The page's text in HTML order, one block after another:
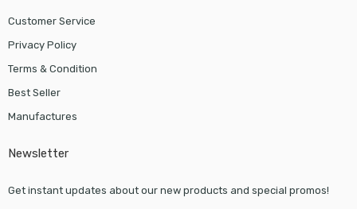
Customer Service
Privacy Policy
Terms & Condition
Best Seller
Manufactures
Newsletter
Get instant updates about our new products and special promos!